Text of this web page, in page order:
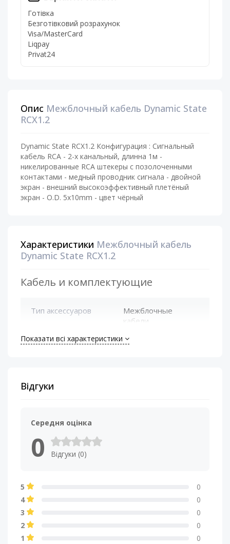
Готівка
Безготівковий розрахунок
Visa/MasterCard
Liqpay
Privat24
Опис Межблочный кабель Dynamic State
RCX1.2
Dynamic State RCX1.2 Конфигурация : Сигнальный
кабель RCA - 2-х канальный, длинна 1м -
никелированные RCA штекеры с позолоченными
контактами - медный проводник сигнала - двойной
экран - внешний высокоэффективный плетёный
экран - O.D. 5х10mm - цвет чёрный
Характеристики Межблочный кабель
Dynamic State RCX1.2
Кабель и комплектующие
Тип аксессуаров
Межблочные
кабели
Показати всі характеристики
Відгуки
Середня оцінка
0 Відгуки (0)
5
0
4
0
3
0
2
0
1
0